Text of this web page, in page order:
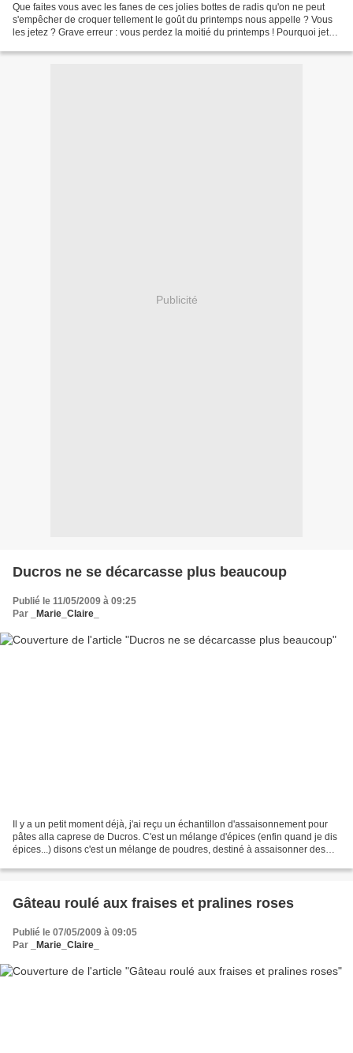
Que faites vous avec les fanes de ces jolies bottes de radis qu'on ne peut
s'empêcher de croquer tellement le goût du printemps nous appelle ? Vous
les jetez ? Grave erreur : vous perdez la moitié du printemps ! Pourquoi jeter
Publicité
Ducros ne se décarcasse plus beaucoup
Publié le 11/05/2009 à 09:25
Par
_Marie_Claire_
Il y a un petit moment déjà, j'ai reçu un échantillon d'assaisonnement pour
pâtes alla caprese de Ducros. C'est un mélange d'épices (enfin quand je dis
épices...) disons c'est un mélange de poudres, destiné à assaisonner des
Gâteau roulé aux fraises et pralines roses
Publié le 07/05/2009 à 09:05
Par
_Marie_Claire_